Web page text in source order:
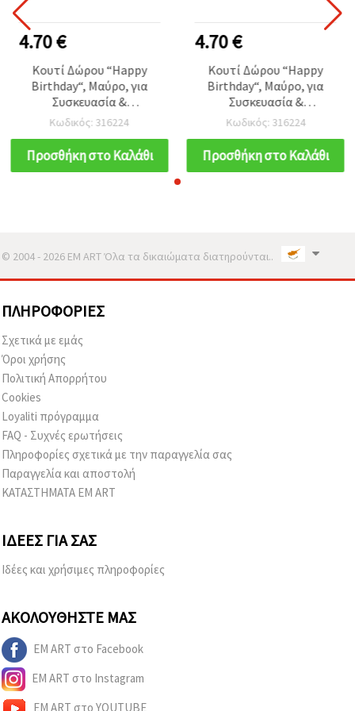
4.70 €
Κουτί Δώρου “Happy
Birthday“, Μαύρο, για
Συσκευασία &
Χειροτεχνίες, 26x19x68
cm
Κωδικός: 316224
Προσθήκη στο Καλάθι
4.70 €
Κουτί Δώρου “Happy
Birthday“, Μαύρο, για
Συσκευασία &
Χειροτεχνίες, 26x19x68
cm
Κωδικός: 316224
Προσθήκη στο Καλάθι
© 2004 - 2026 EM ART Όλα τα δικαιώματα διατηρούνται..
ΠΛΗΡΟΦΟΡΊΕΣ
Σχετικά με εμάς
Όροι χρήσης
Πολιτική Απορρήτου
Cookies
Loyaliti πρόγραμμα
FAQ - Συχνές ερωτήσεις
Πληροφορίες σχετικά με την παραγγελία σας
Παραγγελία και αποστολή
ΚΑΤΑΣΤΗΜΑΤΑ EM ART
ΙΔΈΕΣ ΓΙΑ ΣΑΣ
Ιδέες και χρήσιμες πληροφορίες
ΑΚΟΛΟΥΘΉΣΤΕ ΜΑΣ
EM ART στο Facebook
EM ART στο Instagram
EM ART στο YOUTUBE